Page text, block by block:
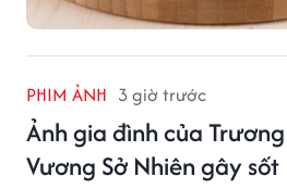
PHIM ẢNH 3 giờ trước
Ảnh gia đình của
Vương Sở Nhiên gây sốt